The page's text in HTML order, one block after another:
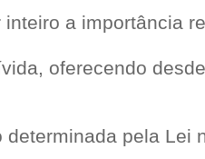
inteiro a importância
oferecendo
pela Lei